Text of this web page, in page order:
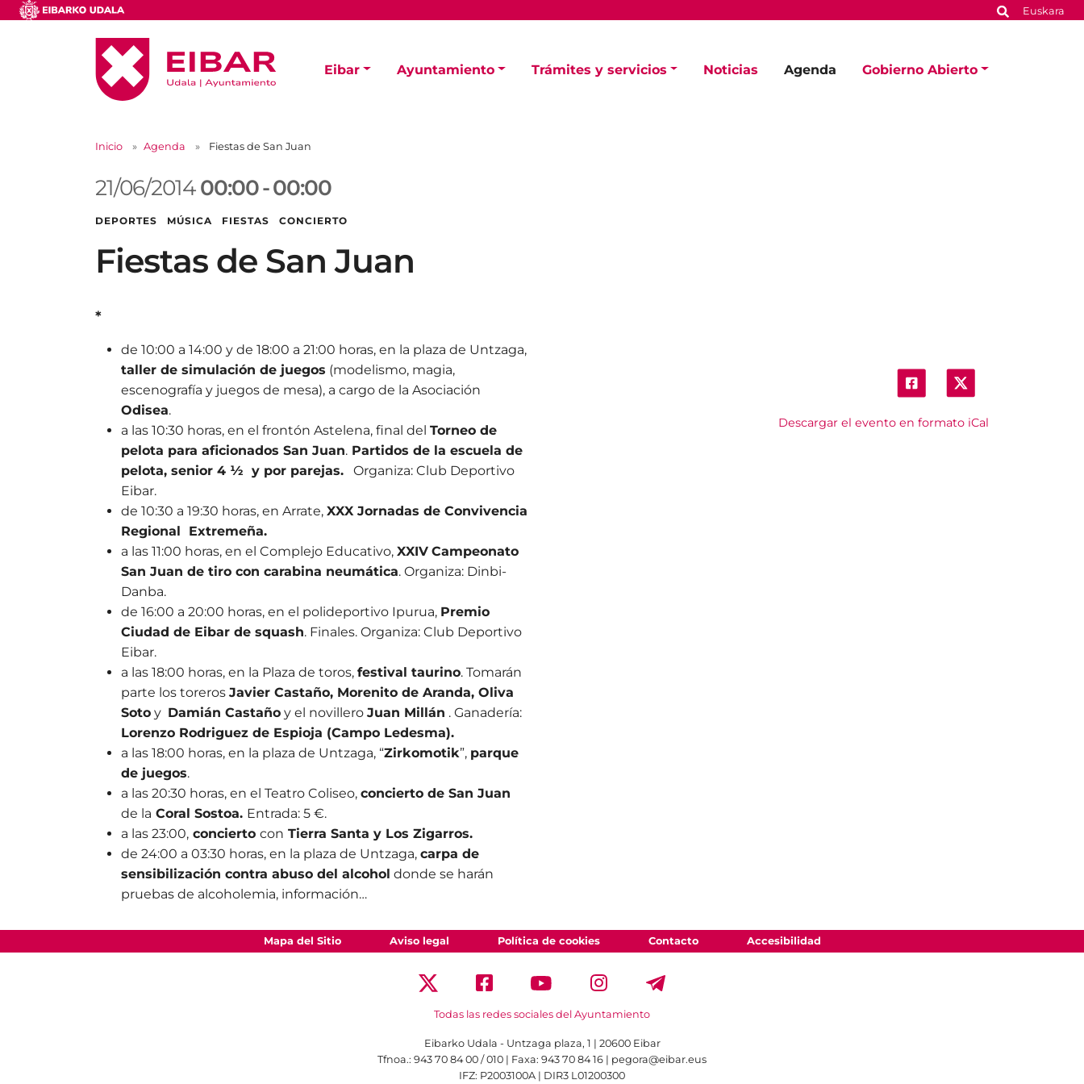
Euskara
Eibar Ayuntamiento Trámites y servicios Noticias Agenda Gobierno Abierto
Inicio Agenda Fiestas de San Juan
21/06/2014 00:00-00:00
DEPORTES MÚSICA FIESTAS CONCIERTO
Fiestas de San Juan
*
Descargar el evento en formato iCal
de 10:00 a 14:00 y de 18:00 a 21:00 horas, en la plaza de Untzaga,
taller de simulación de juegos (modelismo, magia,
escenografía y juegos de mesa), a cargo de la Asociación
Odisea.
a las 10:30 horas, en el frontón Astelena, final del Torneo de
pelota para aficionados San Juan. Partidos de la escuela de
pelota, senior 4 ½ y por parejas. Organiza: Club Deportivo
Eibar.
de 10:30 a 19:30 horas, en Arrate, XXX Jornadas de Convivencia
Regional Extremeña.
a las 11:00 horas, en el Complejo Educativo, XXIV Campeonato
San Juan de tiro con carabina neumática. Organiza: Dinbi-
Danba.
de 16:00 a 20:00 horas, en el polideportivo Ipurua, Premio
Ciudad de Eibar de squash. Finales. Organiza: Club Deportivo
Eibar.
a las 18:00 horas, en la Plaza de toros, festival taurino. Tomarán
parte los toreros Javier Castaño, Morenito de Aranda, Oliva
Soto y Damián Castaño y el novillero Juan Millán . Ganadería:
Lorenzo Rodriguez de Espioja (Campo Ledesma).
a las 18:00 horas, en la plaza de Untzaga, “Zirkomotik”, parque
de juegos.
a las 20:30 horas, en el Teatro Coliseo, concierto de San Juan
de la Coral Sostoa. Entrada: 5 €.
a las 23:00, concierto con Tierra Santa y Los Zigarros.
de 24:00 a 03:30 horas, en la plaza de Untzaga, carpa de
sensibilización contra abuso del alcohol donde se harán
pruebas de alcoholemia, información…
Mapa del Sitio Aviso legal Política de cookies Contacto Accesibilidad
Todas las redes sociales del Ayuntamiento
Eibarko Udala - Untzaga plaza, 1 | 20600 Eibar
Tfnoa.: 943 70 84 00 / 010 | Faxa: 943 70 84 16 | pegora@eibar.eus
IFZ: P2003100A | DIR3 L01200300